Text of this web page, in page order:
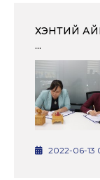
ХЭНТИЙ
...
2022-06-13